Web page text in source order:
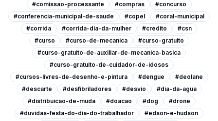
#comissao-processante
#compras
#concurso
#conferencia-municipal-de-saude
#copel
#coral-municipal
#corrida
#corrida-dia-da-mulher #credito
#csn
#curso
#curso-de-mecanica
#curso-gratuito
#curso-gratuito-de-auxiliar-de-mecanica-basica
#curso-gratuito-de-cuidador-de-idosos
#cursos-livres-de-desenho-e-pintura
#dengue
#deolane
#descarte
#desfibriladores #desvio
#dia-da-agua
#distribuicao-de-muda
#doacao #dog
#drone
#duvidas-festa-do-dia-do-trabalhador
#edson-e-hudson